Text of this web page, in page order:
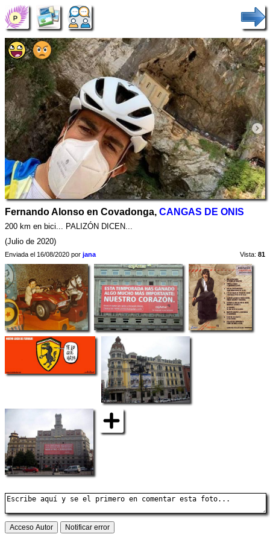
Fernando Alonso en Covadonga, CANGAS DE ONIS
200 km en bici... PALIZÓN DICEN...
(Julio de 2020)
Enviada el 16/08/2020 por jana Vista: 81